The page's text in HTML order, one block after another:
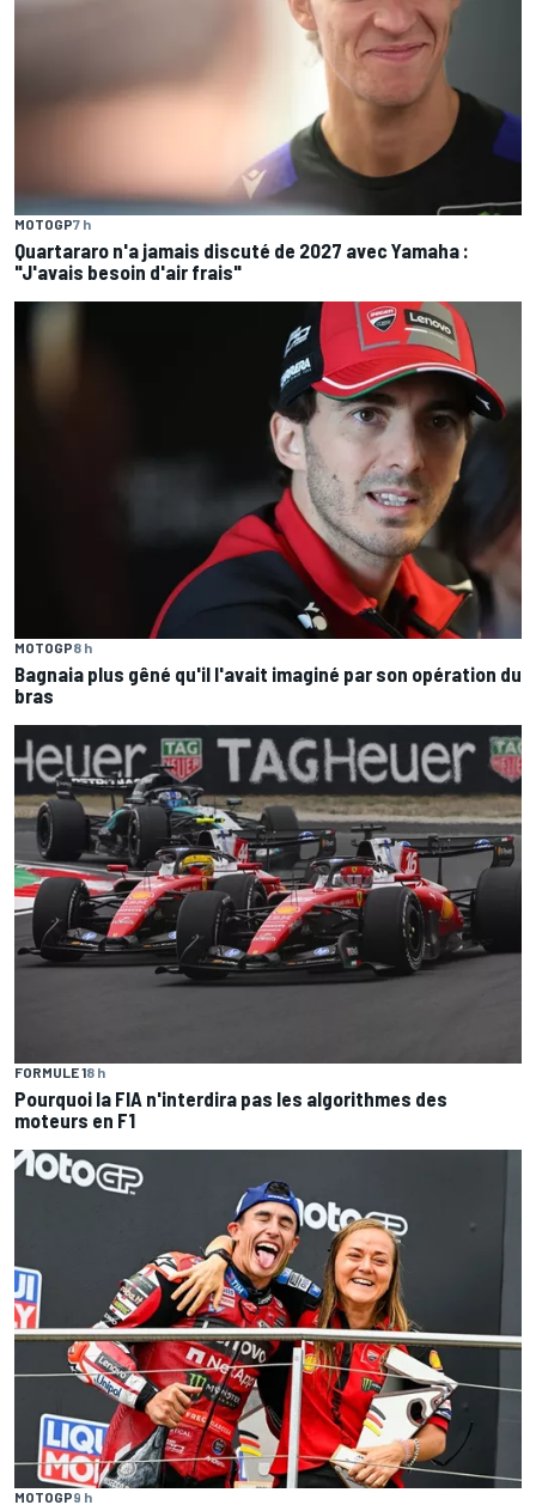
MOTOGP7 h
Quartararo n'a jamais discuté de 2027 avec Yamaha :
"J'avais besoin d'air frais"
MOTOGP8 h
Bagnaia plus gêné qu'il l'avait imaginé par son opération du
bras
FORMULE 18 h
Pourquoi la FIA n'interdira pas les algorithmes des
moteurs en F1
MOTOGP9 h